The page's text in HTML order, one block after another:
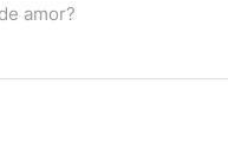
amor?